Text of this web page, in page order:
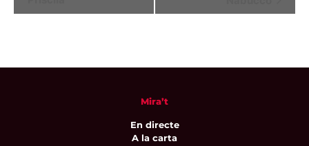
Mira’t
En directe
A la carta